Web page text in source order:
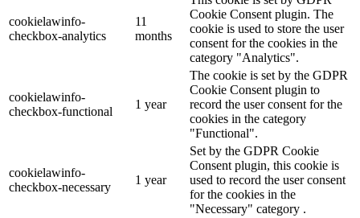
cookielawinfo-
checkbox-analytics
11
months
Cookie Consent plugin. The
cookie is used to store the user
consent for the cookies in the
category "Analytics".
cookielawinfo-
checkbox-functional
1 year
The cookie is set by the GDPR
Cookie Consent plugin to
record the user consent for the
cookies in the category
"Functional".
cookielawinfo-
checkbox-necessary
1 year
Set by the GDPR Cookie
Consent plugin, this cookie is
used to record the user consent
for the cookies in the
"Necessary" category .